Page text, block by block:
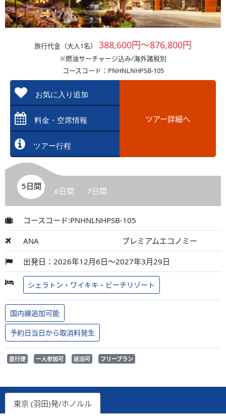
旅行代金（大人1名） 388,600円～876,800円
※燃油サーチャージ込み/海外諸税別
コースコード：PNHNLNHPSB-105
お気に入り追加
料金・空席情報
ツアー行程
ツアー詳細へ
5日間 6日間 7日間
コースコード:PNHNLNHPSB-105
ANA プレミアムエコノミー
出発日：2026年12月6日～2027年3月29日
シェラトン・ワイキキ・ビーチリゾート
国内線追加可能
予約日当日から取消料発生
直行便 一人参加可 延泊可 フリープラン
東京 (羽田)発/ホノルル